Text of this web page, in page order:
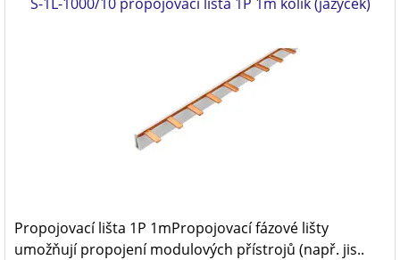
Propojovací lišta 1P 1mPropojovací fázové lišty
umožňují propojení modulových přístrojů (např. jis..